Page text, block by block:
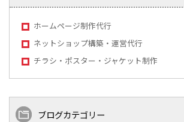
ホームページ制作代行
ネットショップ構築・運営代行
チラシ・ポスター・ジャケット制作
ブログカテゴリー